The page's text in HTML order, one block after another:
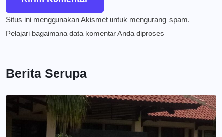
Situs ini menggunakan Akismet untuk mengurangi spam.
Pelajari bagaimana data komentar Anda diproses
Berita Serupa